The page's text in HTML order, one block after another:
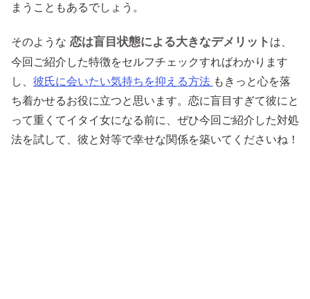
まうこともあるでしょう。
そのような 恋は盲目状態による大きなデメリット は、
今回ご紹介した特徴をセルフチェックすればわかります
し、 彼氏に会いたい気持ちを抑える方法 もきっと心を落
ち着かせるお役に立つと思います。恋に盲目すぎて彼にと
って重くてイタイ女になる前に、ぜひ今回ご紹介した対処
法を試して、彼と対等で幸せな関係を築いてくださいね！